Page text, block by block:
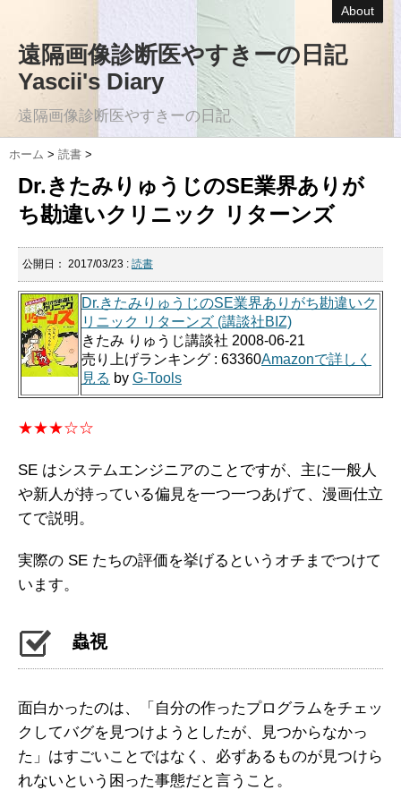
About
遠隔画像診断医やすきーの日記
Yascii's Diary
遠隔画像診断医やすきーの日記
ホーム > 読書 >
Dr.きたみりゅうじのSE業界ありが
ち勘違いクリニック リターンズ
公開日： 2017/03/23 : 読書
Dr.きたみりゅうじのSE業界ありがち勘違いク
リニック リターンズ (講談社BIZ)
きたみ りゅうじ講談社 2008-06-21
売り上げランキング : 63360Amazonで詳しく
見る by G-Tools
★★★☆☆
SE はシステムエンジニアのことですが、主に一般人
や新人が持っている偏見を一つ一つあげて、漫画仕立
てで説明。
実際の SE たちの評価を挙げるというオチまでつけて
います。
蟲視
面白かったのは、「自分の作ったプログラムをチェッ
クしてバグを見つけようとしたが、見つからなかっ
た」はすごいことではなく、必ずあるものが見つけら
れないという困った事態だと言うこと。